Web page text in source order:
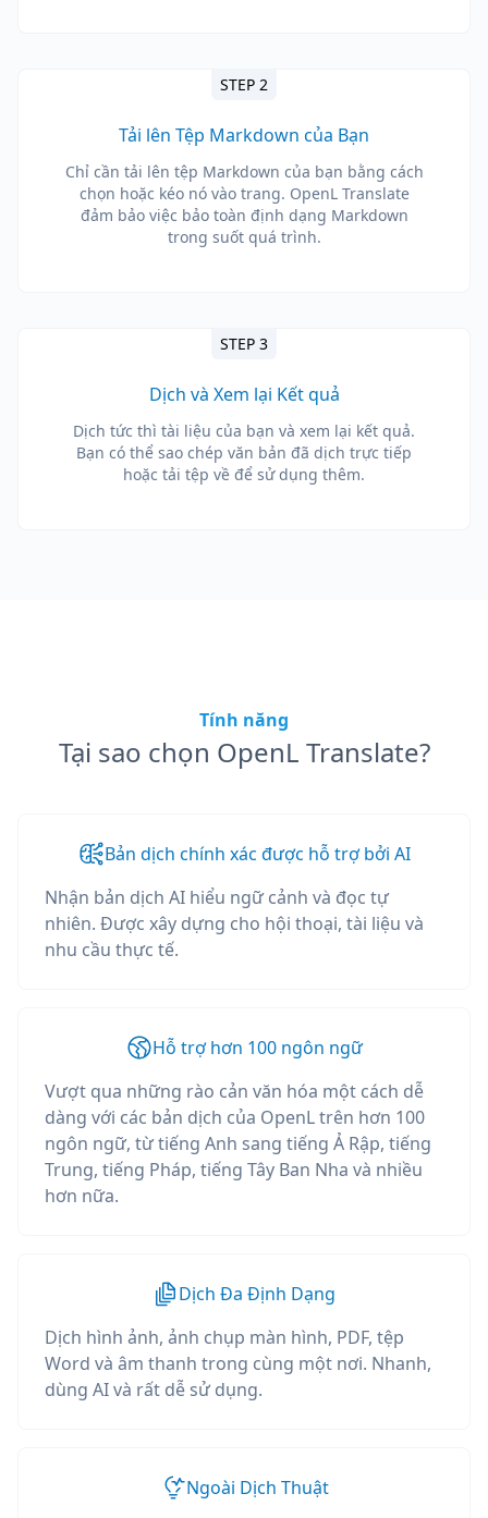
STEP 2
Tải lên Tệp Markdown của Bạn
Chỉ cần tải lên tệp Markdown của bạn bằng cách
chọn hoặc kéo nó vào trang. OpenL Translate
đảm bảo việc bảo toàn định dạng Markdown
trong suốt quá trình.
STEP 3
Dịch và Xem lại Kết quả
Dịch tức thì tài liệu của bạn và xem lại kết quả.
Bạn có thể sao chép văn bản đã dịch trực tiếp
hoặc tải tệp về để sử dụng thêm.
Tính năng
Tại sao chọn OpenL Translate?
Bản dịch chính xác được hỗ trợ bởi AI
Nhận bản dịch AI hiểu ngữ cảnh và đọc tự
nhiên. Được xây dựng cho hội thoại, tài liệu và
nhu cầu thực tế.
Hỗ trợ hơn 100 ngôn ngữ
Vượt qua những rào cản văn hóa một cách dễ
dàng với các bản dịch của OpenL trên hơn 100
ngôn ngữ, từ tiếng Anh sang tiếng Ả Rập, tiếng
Trung, tiếng Pháp, tiếng Tây Ban Nha và nhiều
hơn nữa.
Dịch Đa Định Dạng
Dịch hình ảnh, ảnh chụp màn hình, PDF, tệp
Word và âm thanh trong cùng một nơi. Nhanh,
dùng AI và rất dễ sử dụng.
Ngoài Dịch Thuật